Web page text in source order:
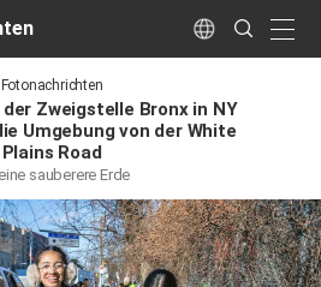
Language
Search
Submit
Fotonachrichten
der Zweigstelle Bronx in NY
Umgebung von der White
Plains Road
sauberere Erde